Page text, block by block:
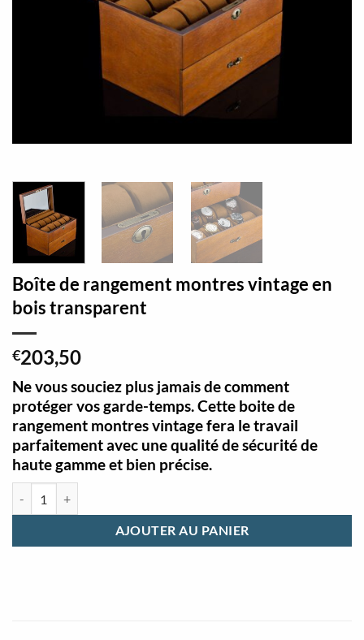
Boîte de rangement montres vintage en
bois transparent
€203,50
Ne vous souciez plus jamais de comment
protéger vos garde-temps. Cette boite de
rangement montres vintage fera le travail
parfaitement avec une qualité de sécurité de
haute gamme et bien précise.
AJOUTER AU PANIER